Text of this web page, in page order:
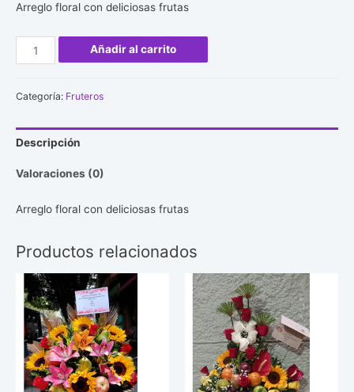
Arreglo floral con deliciosas frutas
Fruteros
#11
Añadir al carrito
Categoría: Fruteros
Descripción
Valoraciones (0)
Arreglo floral con deliciosas frutas
Productos relacionados